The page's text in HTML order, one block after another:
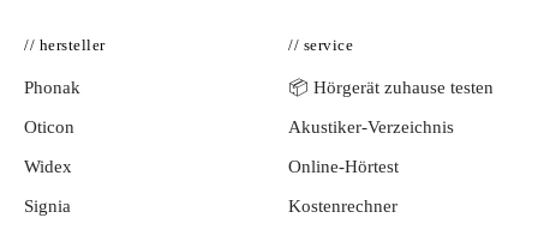
// hersteller
Phonak
Oticon
Widex
Signia
// service
📦 Hörgerät zuhause testen
Akustiker-Verzeichnis
Online-Hörtest
Kostenrechner